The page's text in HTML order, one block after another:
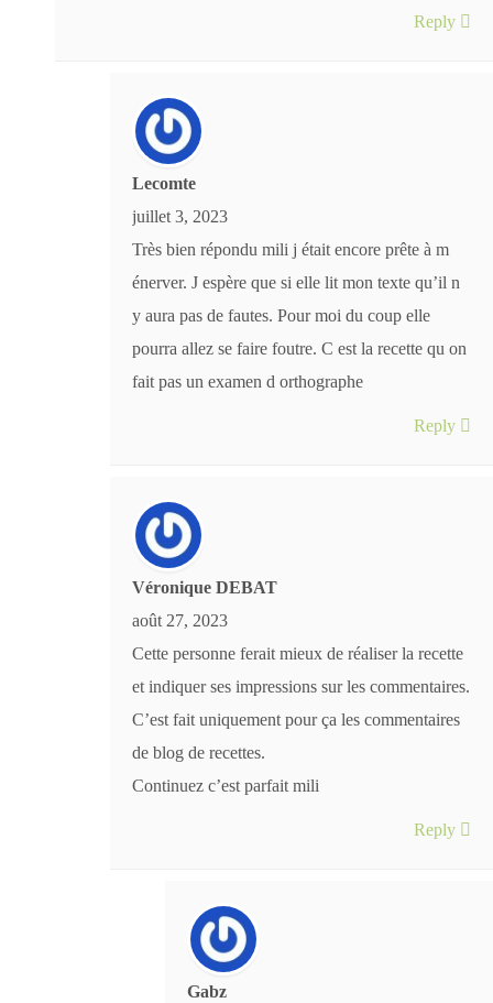
Reply
Lecomte
juillet 3, 2023
Très bien répondu mili j était encore prête à m
énerver. J espère que si elle lit mon texte qu’il n
y aura pas de fautes. Pour moi du coup elle
pourra allez se faire foutre. C est la recette qu on
fait pas un examen d orthographe
Reply
Véronique DEBAT
août 27, 2023
Cette personne ferait mieux de réaliser la recette
et indiquer ses impressions sur les commentaires.
C’est fait uniquement pour ça les commentaires
de blog de recettes.
Continuez c’est parfait mili
Reply
Gabz